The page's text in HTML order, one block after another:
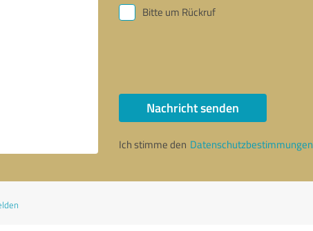
Bitte um Rückruf
Nachricht senden
Ich stimme den Datenschutzbestimmungen